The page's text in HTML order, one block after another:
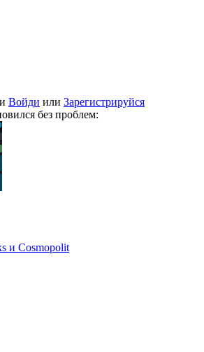
Войди или Зарегистрируйся
без проблем:
и Cosmopolit